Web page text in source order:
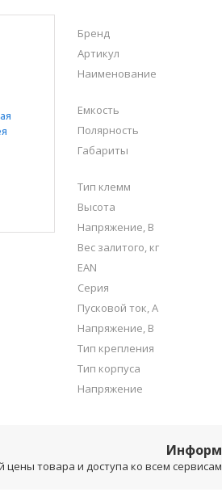
Бренд
Артикул
Наименование
Емкость
Полярность
Габариты
Тип клемм
Высота
Напряжение, В
Вес залитого, кг
EAN
Серия
Пусковой ток, А
Напряжение, B
Тип крепления
Тип корпуса
Напряжение
цены товара и доступа ко всем